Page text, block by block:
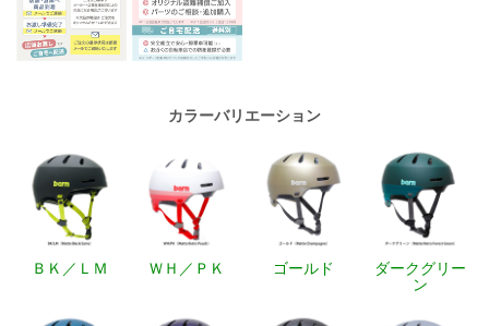
カラーバリエーション
ＢＫ／ＬＭ ＷＨ／ＰＫ ゴールド
ダークグリー
ン